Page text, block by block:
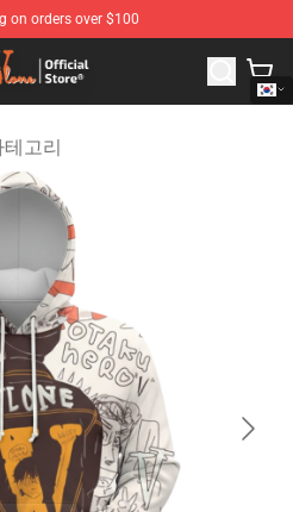
on orders over $100
Merchandise Store
고리